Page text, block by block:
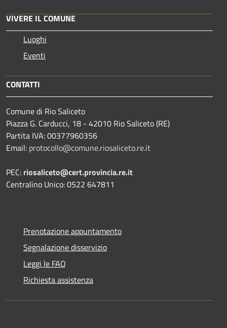
VIVERE IL COMUNE
Luoghi
Eventi
CONTATTI
Comune di Rio Saliceto
Piazza G. Carducci, 18 - 42010 Rio Saliceto (RE)
Partita IVA: 00377960356
Email: protocollo@comune.riosaliceto.re.it
PEC: riosaliceto@cert.provincia.re.it
Centralino Unico: 0522 647811
Prenotazione appuntamento
Segnalazione disservizio
Leggi le FAQ
Richiesta assistenza